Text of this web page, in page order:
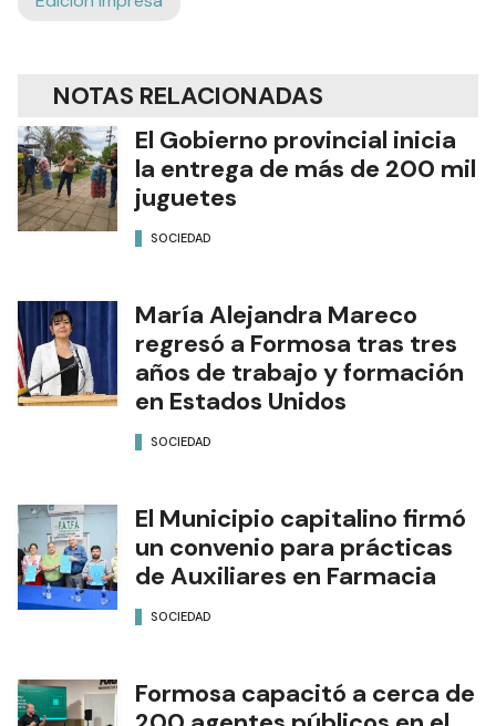
NOTAS RELACIONADAS
El Gobierno provincial inicia
la entrega de más de 200 mil
juguetes
SOCIEDAD
María Alejandra Mareco
regresó a Formosa tras tres
años de trabajo y formación
en Estados Unidos
SOCIEDAD
El Municipio capitalino firmó
un convenio para prácticas
de Auxiliares en Farmacia
SOCIEDAD
Formosa capacitó a cerca de